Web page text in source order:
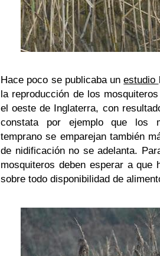
Hace poco se publicaba unestudio
la reproducción de los
el oeste de Inglaterra, con
constata por ejemplo que los
temprano se emparejan también
de nidificación no se adelanta.
mosquiteros deben esperar a que
sobre todo disponibilidad de